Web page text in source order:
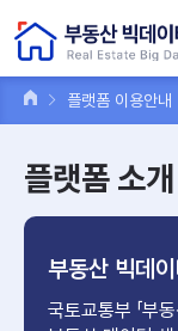
플랫폼 이용안내
플랫폼 소개
부동산 빅데
국토교통부 「부